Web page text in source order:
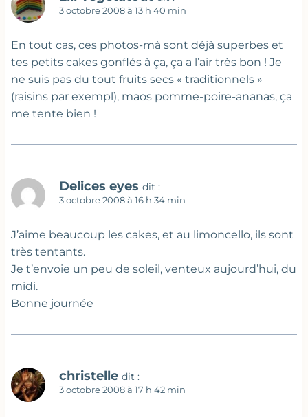
3 octobre 2008 à 13 h 40 min
En tout cas, ces photos-mà sont déjà superbes et
tes petits cakes gonflés à ça, ça a l’air très bon ! Je
ne suis pas du tout fruits secs « traditionnels »
(raisins par exempl), maos pomme-poire-ananas, ça
me tente bien !
Delices eyes dit :
3 octobre 2008 à 16 h 34 min
J’aime beaucoup les cakes, et au limoncello, ils sont
très tentants.
Je t’envoie un peu de soleil, venteux aujourd’hui, du
midi.
Bonne journée
christelle dit :
3 octobre 2008 à 17 h 42 min